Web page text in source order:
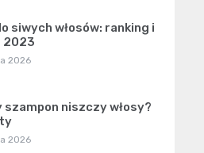
siwych włosów: ranking i
2023
2026
szampon niszczy włosy?
2026